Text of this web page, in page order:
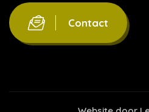
Contact